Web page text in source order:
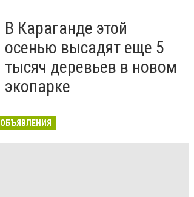
В Караганде этой
осенью высадят еще 5
тысяч деревьев в новом
экопарке
ОБЪЯВЛЕНИЯ